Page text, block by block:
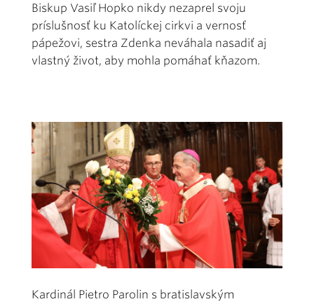
Biskup Vasiľ Hopko nikdy nezaprel svoju
príslušnosť ku Katolíckej cirkvi a vernosť
pápežovi, sestra Zdenka neváhala nasadiť aj
vlastný život, aby mohla pomáhať kňazom.
Kardinál Pietro Parolin s bratislavským